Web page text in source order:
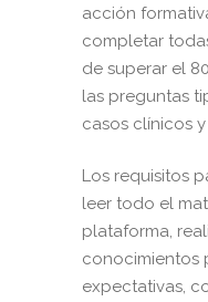
acción
completar
de superar el
las preguntas
casos clínicos
Los requisitos
leer todo el
plataforma,
conocimientos
expectativas,